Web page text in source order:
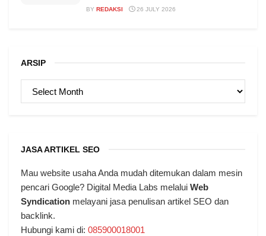
BY REDAKSI 26 JULY 2026
ARSIP
JASA ARTIKEL SEO
Mau website usaha Anda mudah ditemukan dalam mesin
pencari Google? Digital Media Labs melalui Web
Syndication melayani jasa penulisan artikel SEO dan
backlink.
Hubungi kami di: 085900018001